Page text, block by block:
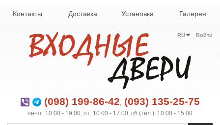
Контакты Доставка Установка Галерея
Войти
RU
(098) 199-86-42, (093) 135-25-75
пн-чт: 10:00 - 19:00, пт: 10:00 - 17:00, сб (тел.): 10:00 - 15:00